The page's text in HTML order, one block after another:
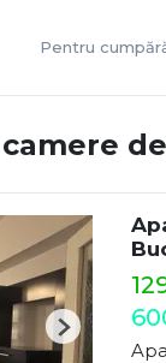
Pentru
Next